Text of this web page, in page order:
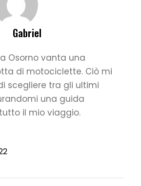
Gabriel
a Osorno vanta una
di motociclette. Ciò mi
scegliere tra gli ultimi
una guida
il mio viaggio.